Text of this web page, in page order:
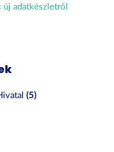
új adatkészletről
(5)